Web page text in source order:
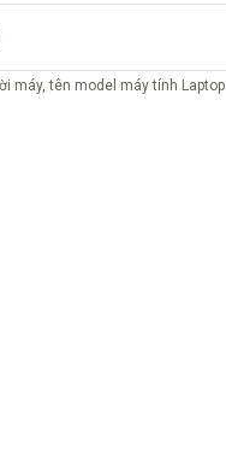
máy, tên model máy tính Laptop